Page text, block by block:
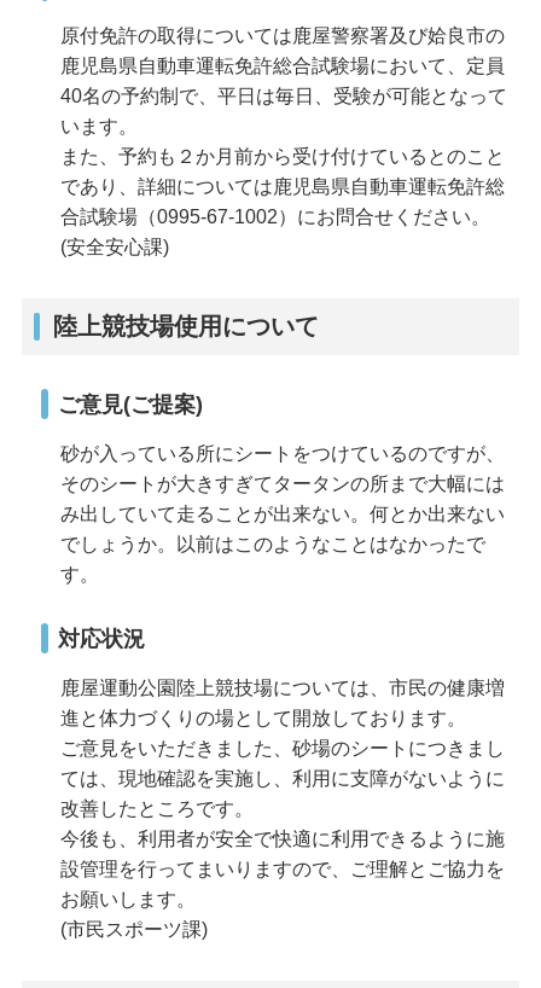
原付免許の取得については鹿屋警察署及び姶良市の
鹿児島県自動車運転免許総合試験場において、定員
40名の予約制で、平日は毎日、受験が可能となって
います。
また、予約も２か月前から受け付けているとのこと
であり、詳細については鹿児島県自動車運転免許総
合試験場（0995-67-1002）にお問合せください。
(安全安心課)
陸上競技場使用について
ご意見(ご提案)
砂が入っている所にシートをつけているのですが、
そのシートが大きすぎてタータンの所まで大幅には
み出していて走ることが出来ない。何とか出来ない
でしょうか。以前はこのようなことはなかったで
す。
対応状況
鹿屋運動公園陸上競技場については、市民の健康増
進と体力づくりの場として開放しております。
ご意見をいただきました、砂場のシートにつきまし
ては、現地確認を実施し、利用に支障がないように
改善したところです。
今後も、利用者が安全で快適に利用できるように施
設管理を行ってまいりますので、ご理解とご協力を
お願いします。
(市民スポーツ課)